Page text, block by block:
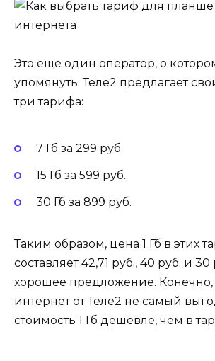
Это еще один оператор, о
упомянуть. Теле2 предлагает
три тарифа:
7 Гб за 299 руб.
15 Гб за 599 руб.
30 Гб за 899 руб.
Таким образом, цена 1 Гб в этих
составляет 42,71 руб., 40 руб. и 30
хорошее предложение.
интернет от Теле2 не самый
стоимость 1 Гб дешевле, чем в